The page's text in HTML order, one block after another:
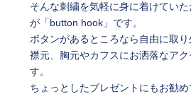
そんな刺繍を気軽に身に着けてい
が「button hook」です。
ボタンがあるところなら自由に取
襟元、胸元やカフスにお洒落なア
す。
ちょっとしたプレゼントにもお勧め